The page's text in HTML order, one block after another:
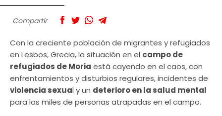
Compartir
Con la creciente población de migrantes y refugiados
en Lesbos, Grecia, la situación en el campo de
refugiados de Moria está cayendo en el caos, con
enfrentamientos y disturbios regulares, incidentes de
violencia sexual y un deterioro en la salud mental
para las miles de personas atrapadas en el campo.